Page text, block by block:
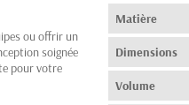
ou offrir un
soignée
pour votre
Matière
Dimensions
Volume